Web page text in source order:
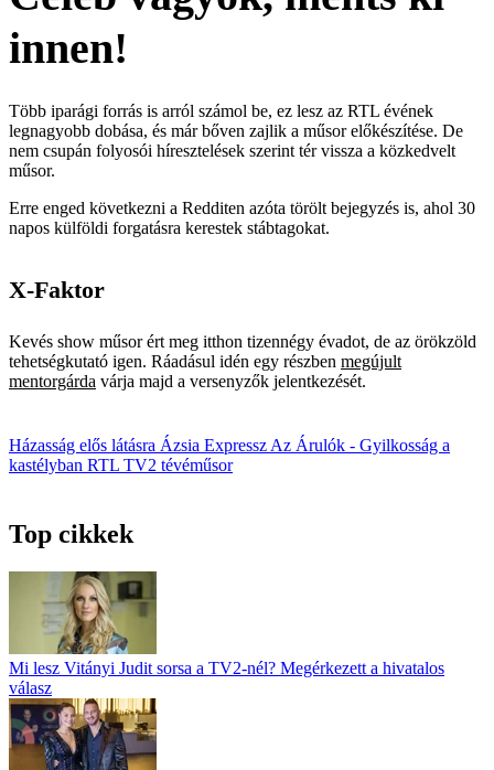
innen!
Több iparági forrás is arról számol be, ez lesz az RTL évének
legnagyobb dobása, és már bőven zajlik a műsor előkészítése. De
nem csupán folyosói híresztelések szerint tér vissza a közkedvelt
műsor.
Erre enged következni a Redditen azóta törölt bejegyzés is, ahol 30
napos külföldi forgatásra kerestek stábtagokat.
X-Faktor
Kevés show műsor ért meg itthon tizennégy évadot, de az örökzöld
tehetségkutató igen. Ráadásul idén egy részben megújult
mentorgárda várja majd a versenyzők jelentkezését.
Házasság elős látásra Ázsia Expressz Az Árulók - Gyilkosság a
kastélyban RTL TV2 tévéműsor
Top cikkek
Mi lesz Vitányi Judit sorsa a TV2-nél? Megérkezett a hivatalos
válasz